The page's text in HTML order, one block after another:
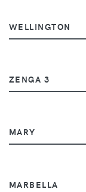
WELLINGTON
ZENGA 3
MARY
MARBELLA